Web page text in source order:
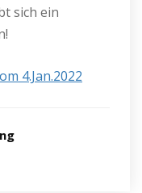
sich ein
m 4.Jan.2022